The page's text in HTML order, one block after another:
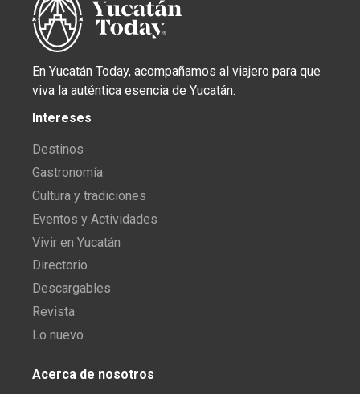
En Yucatán Today, acompañamos al viajero para que
viva la auténtica esencia de Yucatán.
Intereses
Destinos
Gastronomía
Cultura y tradiciones
Eventos y Actividades
Vivir en Yucatán
Directorio
Descargables
Revista
Lo nuevo
Acerca de nosotros